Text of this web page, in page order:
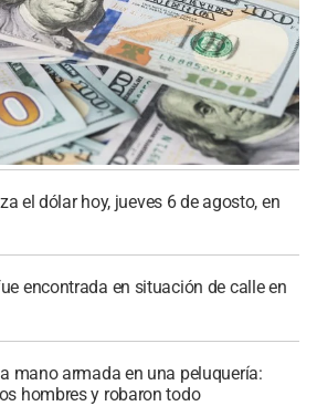
el dólar hoy, jueves 6 de agosto, en
encontrada en situación de calle en
mano armada en una peluquería:
hombres y robaron todo